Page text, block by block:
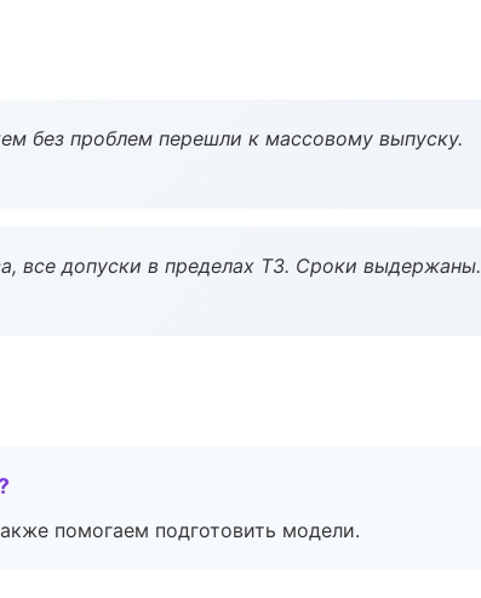
без проблем перешли к массовому выпуску.
все допуски в пределах ТЗ. Сроки выдержаны.
помогаем подготовить модели.